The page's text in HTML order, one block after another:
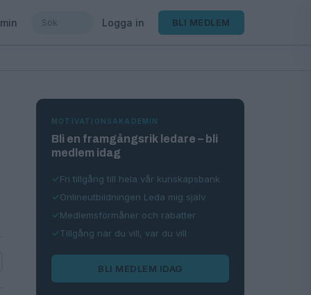
Logga in BLI MEDLEM
MOTIVATIONSAKADEMIN
Bli en framgångsrik ledare – bli
medlem idag
Fri tillgång till hela vår kunskapsbank
Onlineutbildningen Leda mig själv
Medlemsförmåner och rabatter
Tillgång när du vill, var du vill
BLI MEDLEM IDAG